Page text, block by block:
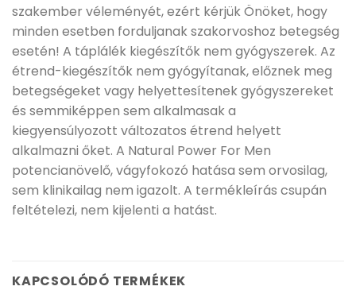
szakember véleményét, ezért kérjük Önöket, hogy
minden esetben forduljanak szakorvoshoz betegség
esetén! A táplálék kiegészítők nem gyógyszerek. Az
étrend-kiegészítők nem gyógyítanak, előznek meg
betegségeket vagy helyettesítenek gyógyszereket
és semmiképpen sem alkalmasak a
kiegyensúlyozott változatos étrend helyett
alkalmazni őket. A Natural Power For Men
potencianövelő, vágyfokozó hatása sem orvosilag,
sem klinikailag nem igazolt. A termékleírás csupán
feltételezi, nem kijelenti a hatást.
KAPCSOLÓDÓ TERMÉKEK